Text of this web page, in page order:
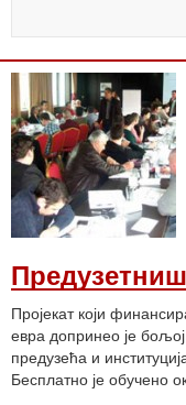
Пројекат који
евра допринео је
предузећа и
Бесплатно је обучено